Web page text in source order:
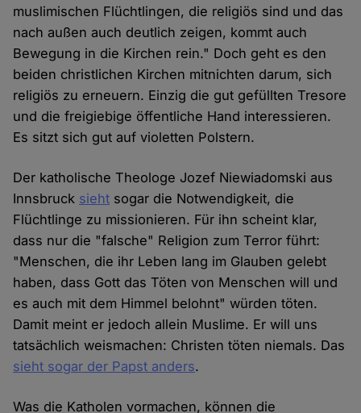
muslimischen Flüchtlingen, die religiös sind und das
nach außen auch deutlich zeigen, kommt auch
Bewegung in die Kirchen rein." Doch geht es den
beiden christlichen Kirchen mitnichten darum, sich
religiös zu erneuern. Einzig die gut gefüllten Tresore
und die freigiebige öffentliche Hand interessieren.
Es sitzt sich gut auf violetten Polstern.
Der katholische Theologe Jozef Niewiadomski aus
Innsbruck sieht sogar die Notwendigkeit, die
Flüchtlinge zu missionieren. Für ihn scheint klar,
dass nur die "falsche" Religion zum Terror führt:
"Menschen, die ihr Leben lang im Glauben gelebt
haben, dass Gott das Töten von Menschen will und
es auch mit dem Himmel belohnt" würden töten.
Damit meint er jedoch allein Muslime. Er will uns
tatsächlich weismachen: Christen töten niemals. Das
sieht sogar der Papst anders.
Was die Katholen vormachen, können die